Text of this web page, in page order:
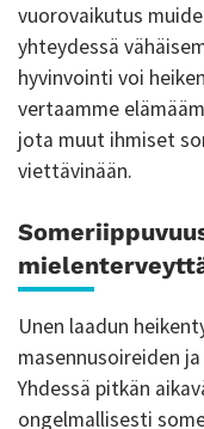
vuorovaikutus
yhteydessä
hyvinvointi voi
vertaamme
jota muut ihmiset
viettävinään.
Unen laadun
masennusoireiden
Yhdessä pitkän
ongelmallisesti